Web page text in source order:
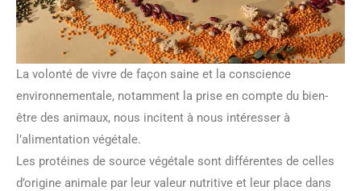
La volonté de vivre de façon saine et la conscience
environnementale, notamment la prise en compte du bien-
être des animaux, nous incitent à nous intéresser à
l’alimentation végétale.
Les protéines de source végétale sont différentes de celles
d’origine animale par leur valeur nutritive et leur place dans